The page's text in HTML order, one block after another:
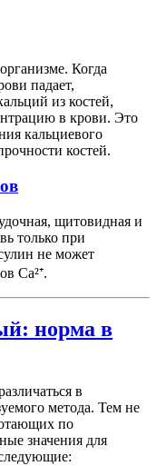
Когда
падает,
из костей,
в крови. Это
кальциевого
костей.
щитовидная и
только при
не может
Ca²⁺.
норма в
в
метода. Тем не
по
значения для